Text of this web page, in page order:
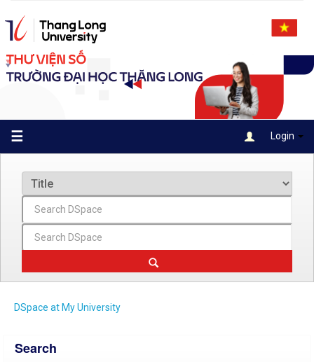
navigation
☰ Login
DSpace at My University
Search